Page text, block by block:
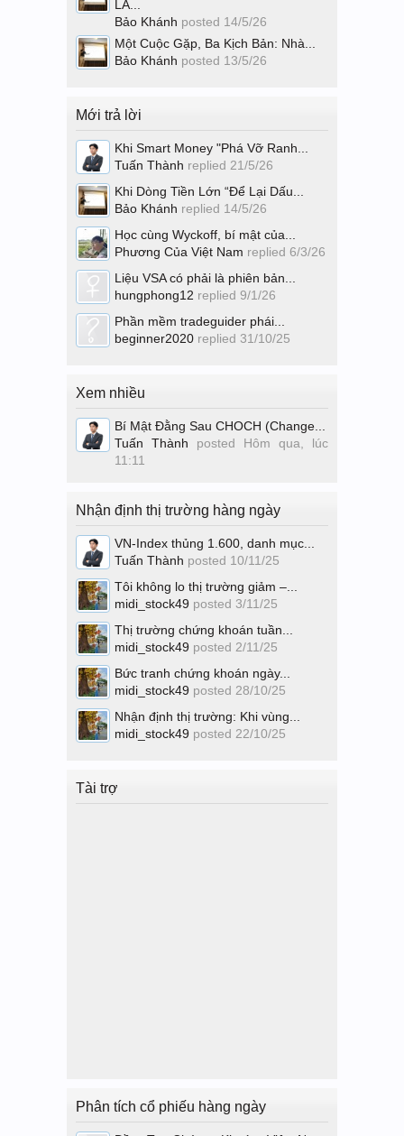
LA...
Bảo Khánh posted 14/5/26
Một Cuộc Gặp, Ba Kịch Bản: Nhà...
Bảo Khánh posted 13/5/26
Mới trả lời
Khi Smart Money "Phá Vỡ Ranh...
Tuấn Thành replied 21/5/26
Khi Dòng Tiền Lớn “Để Lại Dấu...
Bảo Khánh replied 14/5/26
Học cùng Wyckoff, bí mật của...
Phương Của Việt Nam replied 6/3/26
Liệu VSA có phải là phiên bản...
hungphong12 replied 9/1/26
Phần mềm tradeguider phái...
beginner2020 replied 31/10/25
Xem nhiều
Bí Mật Đằng Sau CHOCH (Change...
Tuấn Thành posted Hôm qua, lúc
11:11
Nhận định thị trường hàng ngày
VN-Index thủng 1.600, danh mục...
Tuấn Thành posted 10/11/25
Tôi không lo thị trường giảm –...
midi_stock49 posted 3/11/25
Thị trường chứng khoán tuần...
midi_stock49 posted 2/11/25
Bức tranh chứng khoán ngày...
midi_stock49 posted 28/10/25
Nhận định thị trường: Khi vùng...
midi_stock49 posted 22/10/25
Tài trợ
Phân tích cổ phiếu hàng ngày